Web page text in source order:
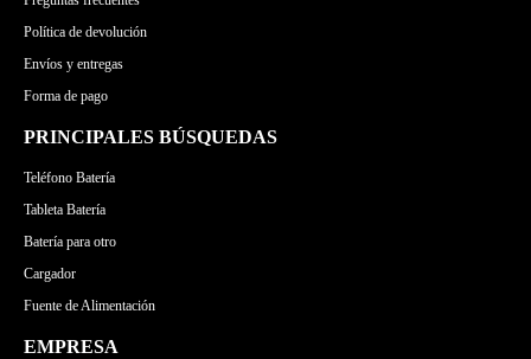
Política de devolución
Envíos y entregas
Forma de pago
PRINCIPALES BÚSQUEDAS
Teléfono Batería
Tableta Batería
Batería para otro
Cargador
Fuente de Alimentación
EMPRESA